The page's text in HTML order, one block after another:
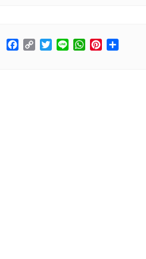
Facebook
CopyTwitter
LineWhatsApp
Pinterest